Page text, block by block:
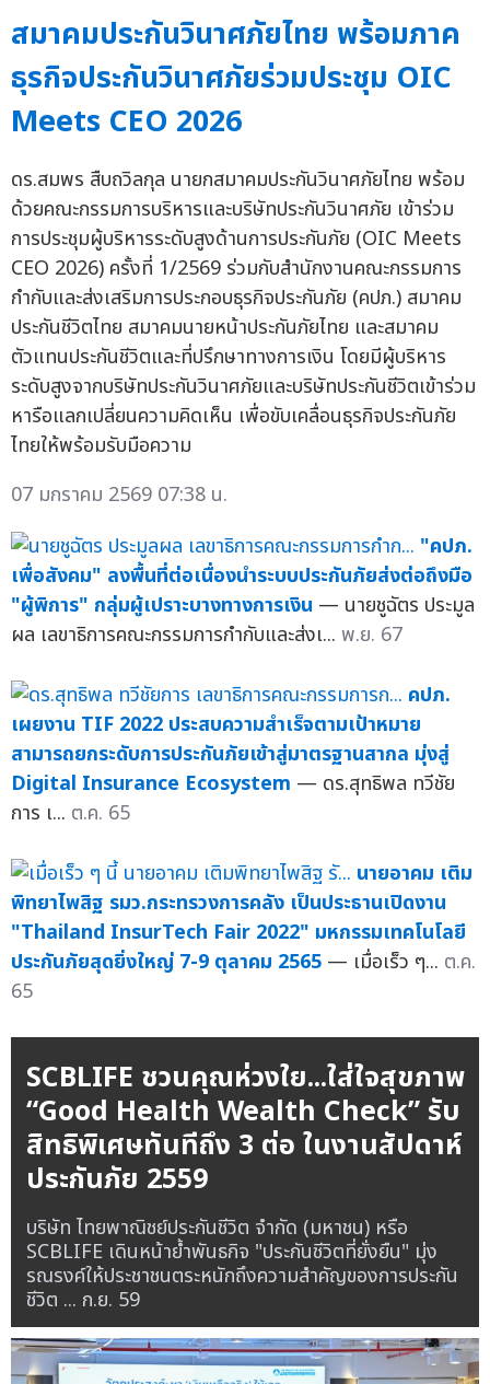
สมาคมประกันวินาศภัยไทย พร้อมภาค
ธุรกิจประกันวินาศภัยร่วมประชุม OIC
Meets CEO 2026
ดร.สมพร สืบถวิลกุล นายกสมาคมประกันวินาศภัยไทย พร้อม
ด้วยคณะกรรมการบริหารและบริษัทประกันวินาศภัย เข้าร่วม
การประชุมผู้บริหารระดับสูงด้านการประกันภัย (OIC Meets
CEO 2026) ครั้งที่ 1/2569 ร่วมกับสำนักงานคณะกรรมการ
กำกับและส่งเสริมการประกอบธุรกิจประกันภัย (คปภ.) สมาคม
ประกันชีวิตไทย สมาคมนายหน้าประกันภัยไทย และสมาคม
ตัวแทนประกันชีวิตและที่ปรึกษาทางการเงิน โดยมีผู้บริหาร
ระดับสูงจากบริษัทประกันวินาศภัยและบริษัทประกันชีวิตเข้าร่วม
หารือแลกเปลี่ยนความคิดเห็น เพื่อขับเคลื่อนธุรกิจประกันภัย
ไทยให้พร้อมรับมือความ
07 มกราคม 2569 07:38 น.
"คปภ.
เพื่อสังคม" ลงพื้นที่ต่อเนื่องนำระบบประกันภัยส่งต่อถึงมือ
"ผู้พิการ" กลุ่มผู้เปราะบางทางการเงิน — นายชูฉัตร ประมูล
ผล เลขาธิการคณะกรรมการกำกับและส่งเ... พ.ย. 67
คปภ.
เผยงาน TIF 2022 ประสบความสำเร็จตามเป้าหมาย
สามารถยกระดับการประกันภัยเข้าสู่มาตรฐานสากล มุ่งสู่
Digital Insurance Ecosystem — ดร.สุทธิพล ทวีชัย
การ เ... ต.ค. 65
นายอาคม เติม
พิทยาไพสิฐ รมว.กระทรวงการคลัง เป็นประธานเปิดงาน
"Thailand InsurTech Fair 2022" มหกรรมเทคโนโลยี
ประกันภัยสุดยิ่งใหญ่ 7-9 ตุลาคม 2565 — เมื่อเร็ว ๆ... ต.ค.
65
SCBLIFE ชวนคุณห่วงใย...ใส่ใจสุขภาพ
“Good Health Wealth Check” รับ
สิทธิพิเศษทันทีถึง 3 ต่อ ในงานสัปดาห์
ประกันภัย 2559
บริษัท ไทยพาณิชย์ประกันชีวิต จำกัด (มหาชน) หรือ
SCBLIFE เดินหน้าย้ำพันธกิจ "ประกันชีวิตที่ยั่งยืน" มุ่ง
รณรงค์ให้ประชาชนตระหนักถึงความสำคัญของการประกัน
ชีวิต ... ก.ย. 59